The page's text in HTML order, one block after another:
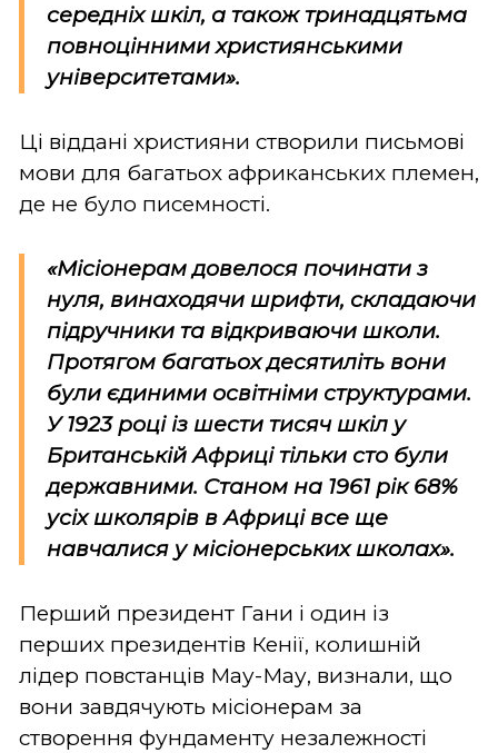
середніх шкіл, а також тринадцятьма
повноцінними християнськими
університетами».
Ці віддані християни створили письмові
мови для багатьох африканських племен,
де не було писемності.
«Місіонерам довелося починати з
нуля, винаходячи шрифти, складаючи
підручники та відкриваючи школи.
Протягом багатьох десятиліть вони
були єдиними освітніми структурами.
У 1923 році із шести тисяч шкіл у
Британській Африці тільки сто були
державними. Станом на 1961 рік 68%
усіх школярів в Африці все ще
навчалися у місіонерських школах».
Перший президент Гани і один із
перших президентів Кенії, колишній
лідер повстанців Мау-Мау, визнали, що
вони завдячують місіонерам за
створення фундаменту незалежності